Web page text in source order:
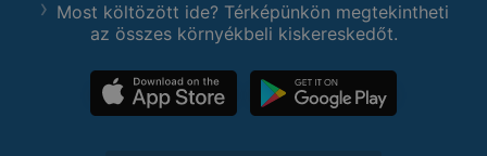
Most költözött ide? Térképünkön megtekintheti
az összes környékbeli kiskereskedőt.